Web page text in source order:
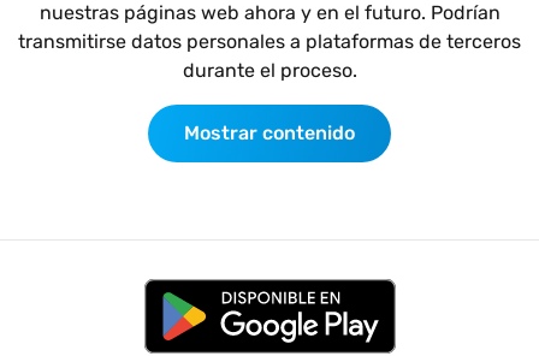
nuestras páginas web ahora y en el futuro. Podrían
transmitirse datos personales a plataformas de terceros
durante el proceso.
Mostrar contenido